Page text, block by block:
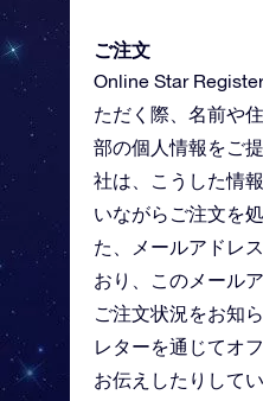
ご注文
Online Star
ただく際、名前や
部の個人情報をご
社は、こうした情
いながらご注文を
た、メールアドレ
おり、このメール
ご注文状況をお知
レターを通じてオ
お伝えしたりして